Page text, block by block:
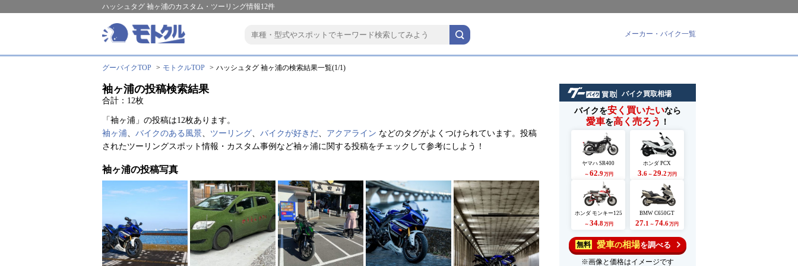
ハッシュタグ 袖ヶ浦のカスタム・ツーリング情報12件
メーカー・バイク一覧
グーバイクTOP モトクルTOP ハッシュタグ 袖ヶ浦の検索結果一覧(1/1)
袖ヶ浦の投稿検索結果
合計：12枚
「袖ヶ浦」の投稿は12枚あります。
袖ヶ浦、 バイクのある風景、 ツーリング、 バイクが好きだ、 アクアライン などのタグがよくつけられています。投稿
されたツーリングスポット情報・カスタム事例など袖ヶ浦に関する投稿をチェックして参考にしよう！
袖ヶ浦の投稿写真
バイク買取相場
バイクを安く買いたいなら
愛車を高く売ろう ！
ヤマハ SR400
～ 62.9 万円
ホンダ PCX
3.6 ～ 29.2 万円
ホンダ モンキー125
～ 34.8万円
BMW C650GT
27.1 ～ 74.6万円
無料 愛車の相場を調べる
※画像と価格はイメージです